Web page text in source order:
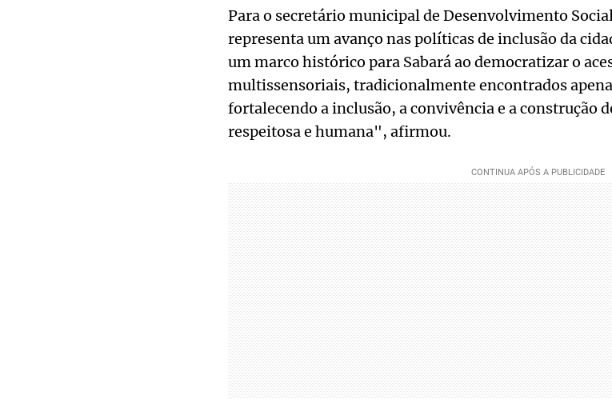
Para o secretário municipal de Desenvolvimento
representa um avanço nas políticas de inclusão da
um marco histórico para Sabará ao democratizar o
multissensoriais, tradicionalmente encontrados
fortalecendo a inclusão, a convivência e a construção
respeitosa e humana", afirmou.